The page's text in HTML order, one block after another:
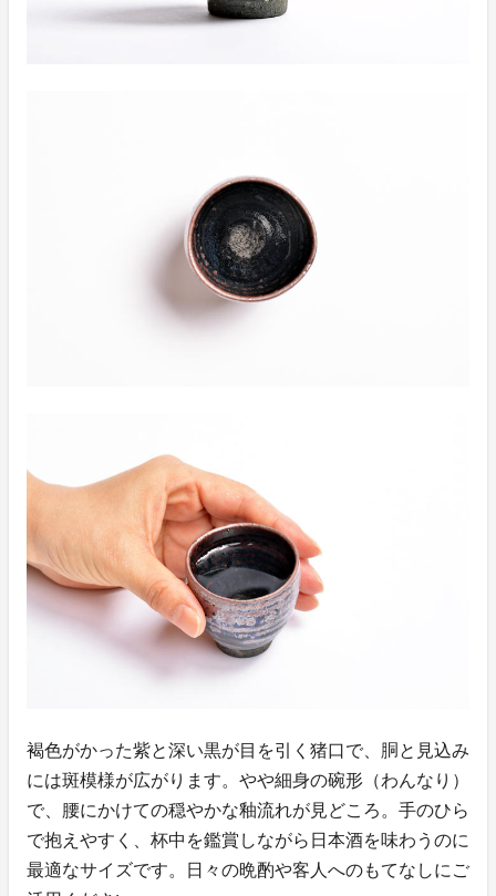
褐色がかった紫と深い黒が目を引く猪口で、胴と見込み
には斑模様が広がります。やや細身の碗形（わんなり）
で、腰にかけての穏やかな釉流れが見どころ。手のひら
で抱えやすく、杯中を鑑賞しながら日本酒を味わうのに
最適なサイズです。日々の晩酌や客人へのもてなしにご